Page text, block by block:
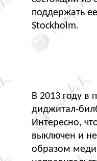
поддержать
Stockholm.
В 2013 году в
диджитал-
Интересно,
выключен и
образом